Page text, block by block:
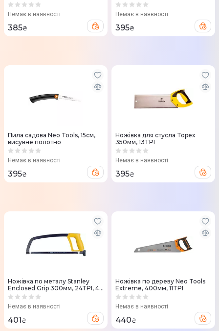
Немає в наявності
385₴
Немає в наявності
395₴
Пила садова Neo Tools, 15см,
висувне полотно
Немає в наявності
395₴
Ножівка для стусла Topex
350мм, 13TPI
Немає в наявності
395₴
Ножівка по металу Stanley
Enclosed Grip 300мм, 24TPI, 4
положення полотна
Немає в наявності
401₴
Ножівка по дереву Neo Tools
Extreme, 400мм, 11TPI
Немає в наявності
440₴